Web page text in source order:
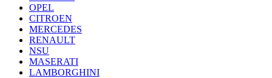
OPEL
CITROEN
MERCEDES
RENAULT
NSU
MASERATI
LAMBORGHINI